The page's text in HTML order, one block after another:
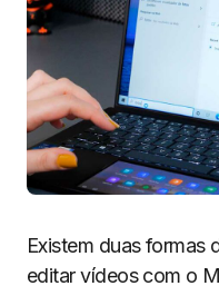
Existem duas formas
editar vídeos com o